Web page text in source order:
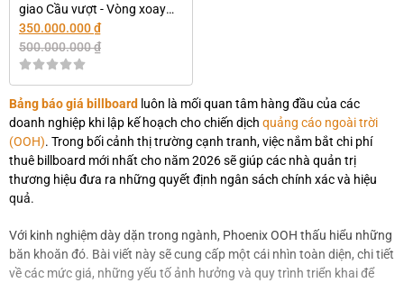
giao Cầu vượt - Vòng xoay
Bình Lợi, TPHCM
500.000.000₫
350.000.000₫
Bảng báo giá billboard luôn là mối quan tâm hàng đầu của các
doanh nghiệp khi lập kế hoạch cho chiến dịch quảng cáo ngoài trời
(OOH). Trong bối cảnh thị trường cạnh tranh, việc nắm bắt chi phí
thuê billboard mới nhất cho năm 2026 sẽ giúp các nhà quản trị
thương hiệu đưa ra những quyết định ngân sách chính xác và hiệu
quả.
Với kinh nghiệm dày dặn trong ngành, Phoenix OOH thấu hiểu những
băn khoăn đó. Bài viết này sẽ cung cấp một cái nhìn toàn diện, chi tiết
về các mức giá, những yếu tố ảnh hưởng và quy trình triển khai để